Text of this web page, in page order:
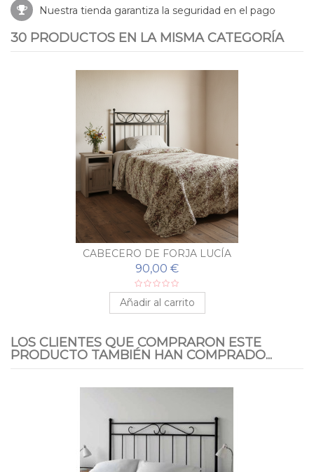
Nuestra tienda garantiza la seguridad en el pago
30 PRODUCTOS EN LA MISMA CATEGORÍA
CABECERO DE FORJA LUCÍA
90,00 €
Añadir al carrito
LOS CLIENTES QUE COMPRARON ESTE
PRODUCTO TAMBIÉN HAN COMPRADO...